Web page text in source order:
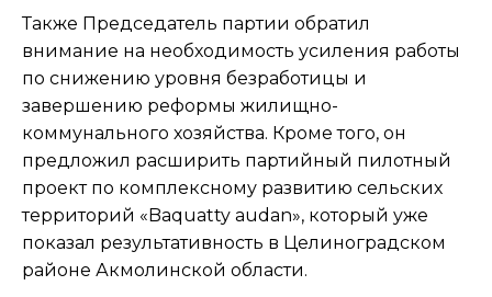
Также Председатель партии обратил
внимание на необходимость усиления работы
по снижению уровня безработицы и
завершению реформы жилищно-
коммунального хозяйства. Кроме того, он
предложил расширить партийный пилотный
проект по комплексному развитию сельских
территорий «Baquatty audan», который уже
показал результативность в Целиноградском
районе Акмолинской области.